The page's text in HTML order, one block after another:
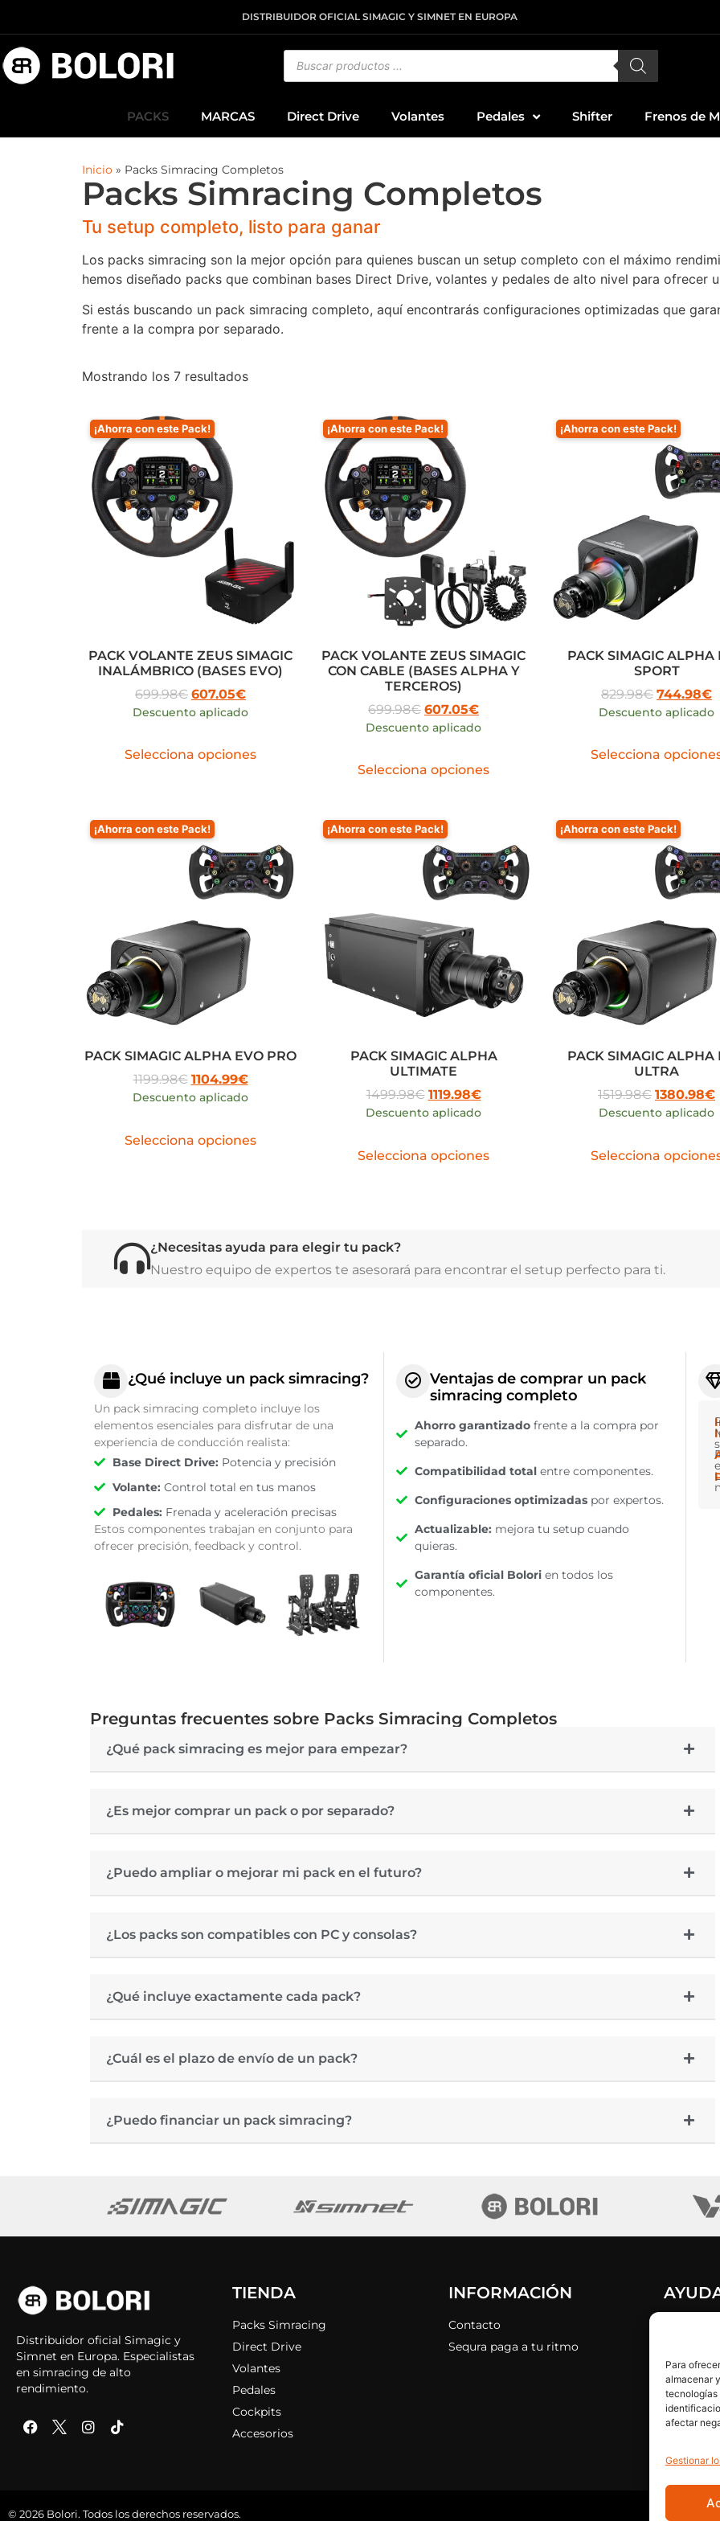
Para
almacenar
tecnologías
afectar
Gestionar
DISTRIBUIDOR OFICIAL SIMAGIC Y SIMNET EN EUROPA
PACKS MARCAS Direct Drive Volantes Pedales Shifter Frenos de
Inicio » Packs Simracing Completos
Packs Simracing Completos
Tu setup completo, listo para ganar
Los packs simracing son la mejor opción para quienes buscan un setup completo con el máximo
hemos diseñado packs que combinan bases Direct Drive, volantes y pedales de alto nivel para ofrecer
Si estás buscando un pack simracing completo, aquí encontrarás configuraciones optimizadas que
frente a la compra por separado.
Mostrando los 7 resultados
¡Ahorra con este Pack!
PACK VOLANTE ZEUS SIMAGIC
INALÁMBRICO (BASES EVO)
699.98€ 607.05€
Descuento aplicado
Selecciona opciones
¡Ahorra con este Pack!
PACK VOLANTE ZEUS SIMAGIC
CON CABLE (BASES ALPHA Y
TERCEROS)
699.98€ 607.05€
Descuento aplicado
Selecciona opciones
¡Ahorra con este Pack!
PACK SIMAGIC ALPHA
SPORT
829.98€ 744.98€
Descuento aplicado
Selecciona
¡Ahorra con este Pack!
PACK SIMAGIC ALPHA EVO PRO
1199.98€ 1104.99€
Descuento aplicado
Selecciona opciones
¡Ahorra con este Pack!
PACK SIMAGIC ALPHA
ULTIMATE
1499.98€ 1119.98€
Descuento aplicado
Selecciona opciones
¡Ahorra con este Pack!
PACK SIMAGIC ALPHA
ULTRA
1519.98€ 1380.98€
Descuento aplicado
Selecciona
¿Necesitas ayuda para elegir tu pack?
Nuestro equipo de expertos te asesorará para encontrar el setup perfecto para ti.
¿Qué incluye un pack simracing?
Un pack simracing completo incluye los
elementos esenciales para disfrutar de una
experiencia de conducción realista:
Base Direct Drive: Potencia y precisión
Volante: Control total en tus manos
Pedales: Frenada y aceleración precisas
Estos componentes trabajan en conjunto para
ofrecer precisión, feedback y control.
Ventajas de comprar un pack
simracing completo
Ahorro garantizadofrente a la compra por
separado.
Compatibilidad totalentre componentes.
Configuraciones optimizadaspor expertos.
Actualizable: mejora tu setup cuando
quieras.
Garantía oficial Bolorien todos los
componentes.
Preguntas frecuentes sobre Packs Simracing Completos
¿Qué pack simracing es mejor para empezar?
¿Es mejor comprar un pack o por separado?
¿Puedo ampliar o mejorar mi pack en el futuro?
¿Los packs son compatibles con PC y consolas?
¿Qué incluye exactamente cada pack?
¿Cuál es el plazo de envío de un pack?
¿Puedo financiar un pack simracing?
Distribuidor oficial Simagic y
Simnet en Europa. Especialistas
en simracing de alto
rendimiento.
TIENDA
Packs Simracing
Direct Drive
Volantes
Pedales
Cockpits
Accesorios
INFORMACIÓN
Contacto
Sequra paga a tu ritmo
Aviso
© 2026 Bolori. Todos los derechos reservados.